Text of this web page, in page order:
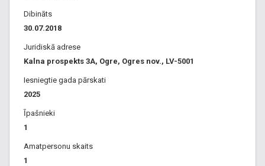
Dibināts
30.07.2018
Juridiskā adrese
Kalna prospekts 3A, Ogre, Ogres nov., LV-5001
Iesniegtie gada pārskati
2025
Īpašnieki
1
Amatpersonu skaits
1